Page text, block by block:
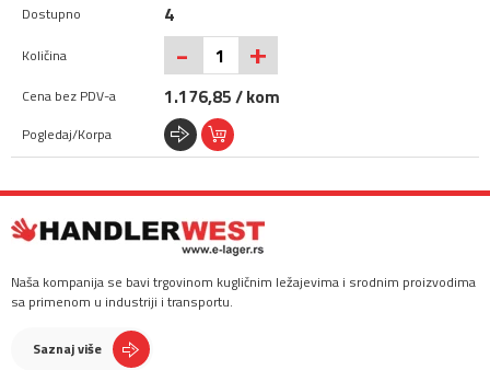
4
- +
1.176,85 / kom
Naša kompanija se bavi trgovinom kugličnim ležajevima i srodnim proizvodima
sa primenom u industriji i transportu.
Saznaj više